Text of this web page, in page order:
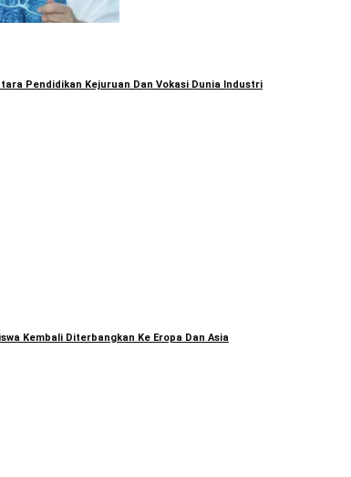
Pendidikan Kejuruan Dan Vokasi Dunia Industri
Kembali Diterbangkan Ke Eropa Dan Asia